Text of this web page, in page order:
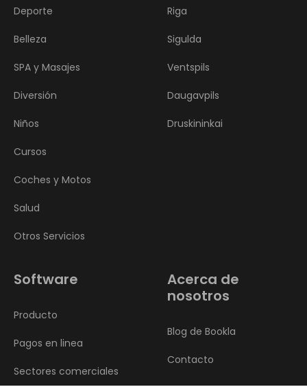
Deporte
Belleza
SPA y Masajes
Diversión
Niños
Cursos
Coches y Motos
Salud
Otros Servicios
Riga
Sigulda
Ventspils
Daugavpils
Druskininkai
Software
Producto
Pagos en linea
Sectores comerciales
Acerca de
nosotros
Blog de Bookla
Contacto